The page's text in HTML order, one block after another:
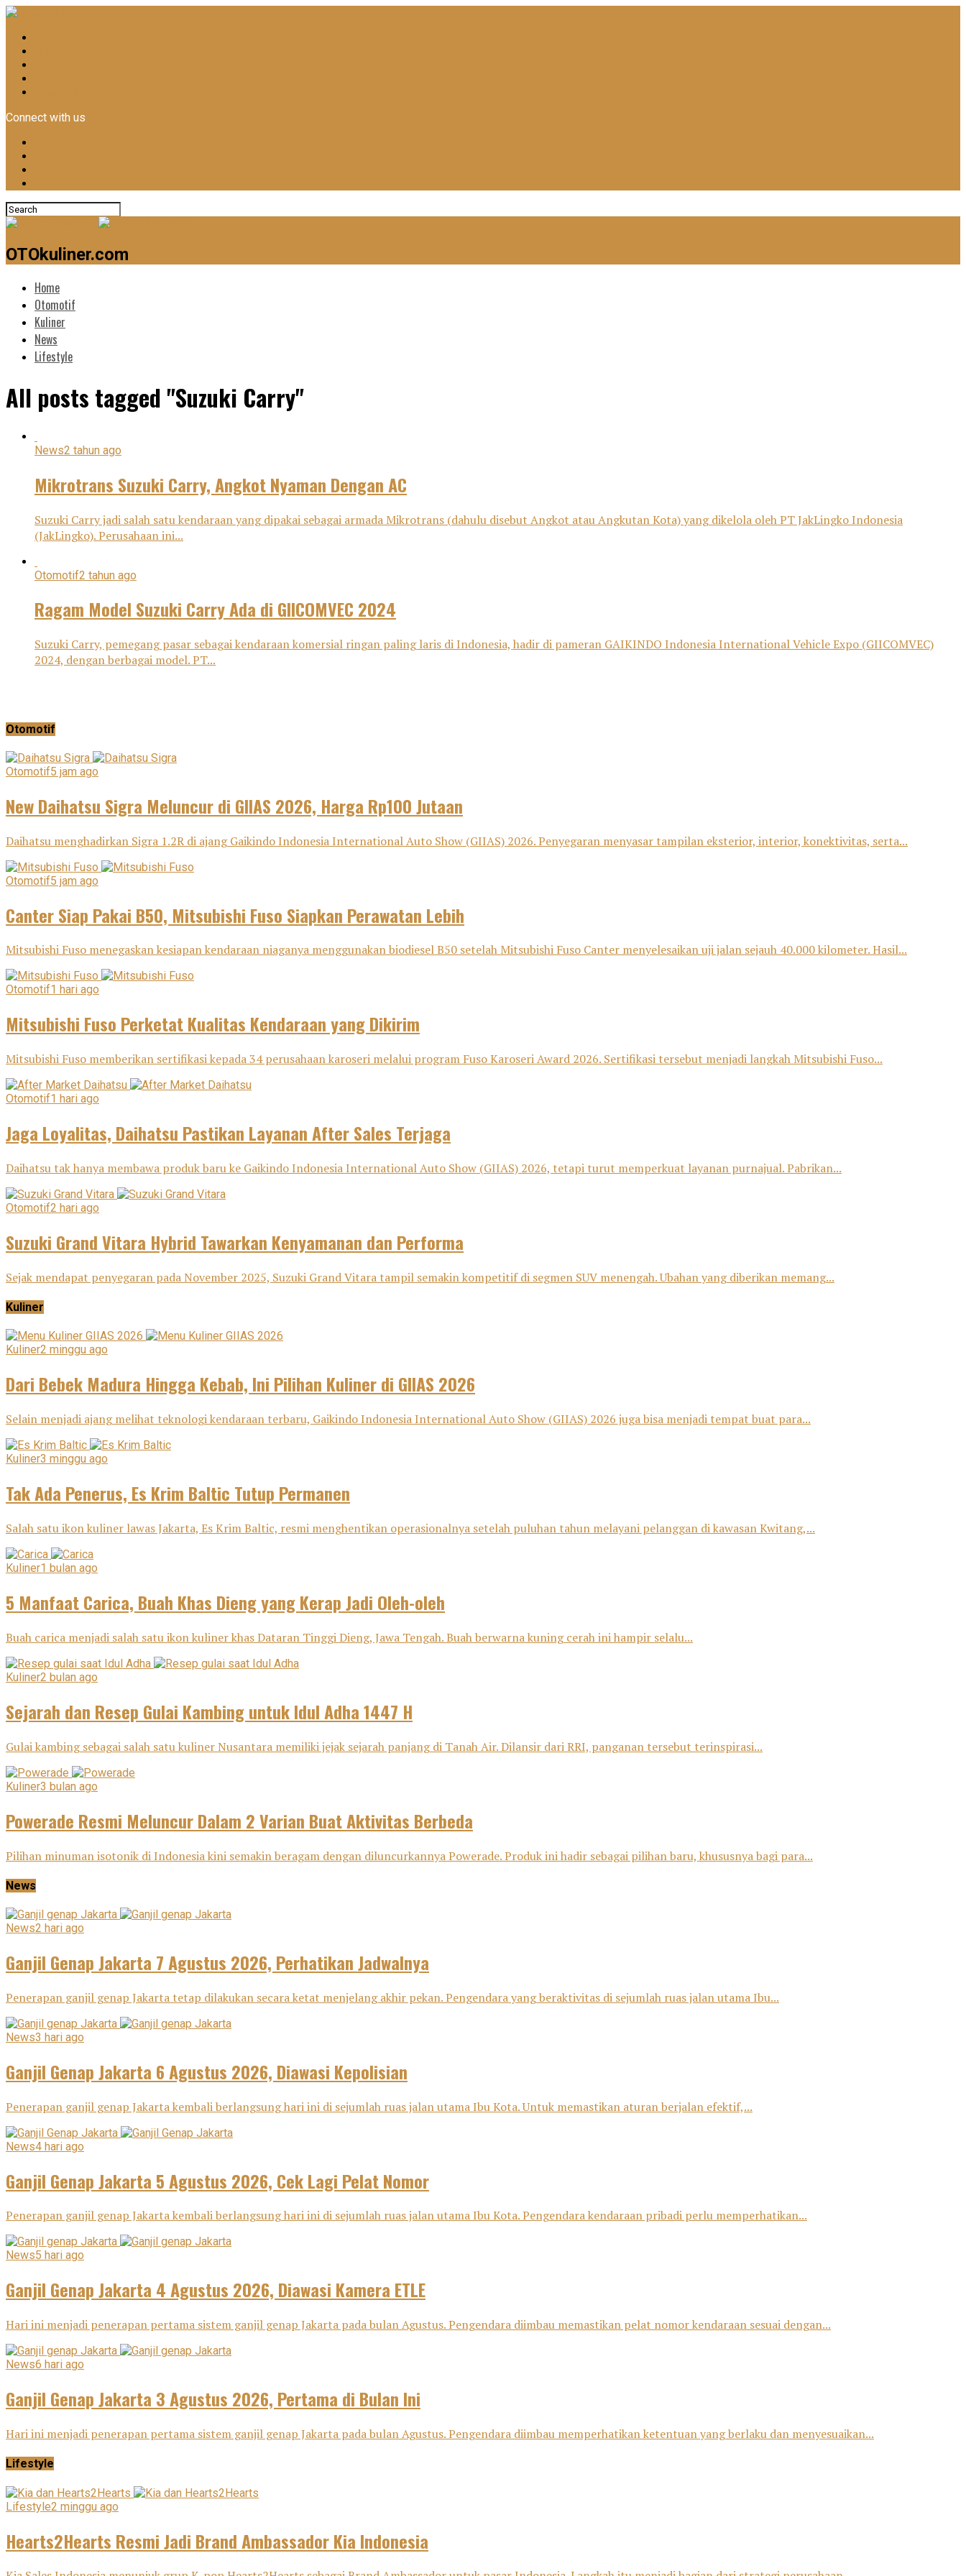
Connect with us
OTOkuliner.com
Home
Otomotif
Kuliner
News
Lifestyle
All posts tagged "Suzuki Carry"
News2 tahun ago
Mikrotrans Suzuki Carry, Angkot Nyaman Dengan AC
Suzuki Carry jadi salah satu kendaraan yang dipakai sebagai armada Mikrotrans (dahulu disebut Angkot atau Angkutan Kota) yang dikelola oleh PT JakLingko Indonesia
(JakLingko). Perusahaan ini...
Otomotif2 tahun ago
Ragam Model Suzuki Carry Ada di GIICOMVEC 2024
Suzuki Carry, pemegang pasar sebagai kendaraan komersial ringan paling laris di Indonesia, hadir di pameran GAIKINDO Indonesia International Vehicle Expo (GIICOMVEC)
2024, dengan berbagai model. PT...
Otomotif
Otomotif5 jam ago
New Daihatsu Sigra Meluncur di GIIAS 2026, Harga Rp100 Jutaan
Daihatsu menghadirkan Sigra 1.2R di ajang Gaikindo Indonesia International Auto Show (GIIAS) 2026. Penyegaran menyasar tampilan eksterior, interior, konektivitas, serta...
Otomotif5 jam ago
Canter Siap Pakai B50, Mitsubishi Fuso Siapkan Perawatan Lebih
Mitsubishi Fuso menegaskan kesiapan kendaraan niaganya menggunakan biodiesel B50 setelah Mitsubishi Fuso Canter menyelesaikan uji jalan sejauh 40.000 kilometer. Hasil...
Otomotif1 hari ago
Mitsubishi Fuso Perketat Kualitas Kendaraan yang Dikirim
Mitsubishi Fuso memberikan sertifikasi kepada 34 perusahaan karoseri melalui program Fuso Karoseri Award 2026. Sertifikasi tersebut menjadi langkah Mitsubishi Fuso...
Otomotif1 hari ago
Jaga Loyalitas, Daihatsu Pastikan Layanan After Sales Terjaga
Daihatsu tak hanya membawa produk baru ke Gaikindo Indonesia International Auto Show (GIIAS) 2026, tetapi turut memperkuat layanan purnajual. Pabrikan...
Otomotif2 hari ago
Suzuki Grand Vitara Hybrid Tawarkan Kenyamanan dan Performa
Sejak mendapat penyegaran pada November 2025, Suzuki Grand Vitara tampil semakin kompetitif di segmen SUV menengah. Ubahan yang diberikan memang...
Kuliner
Kuliner2 minggu ago
Dari Bebek Madura Hingga Kebab, Ini Pilihan Kuliner di GIIAS 2026
Selain menjadi ajang melihat teknologi kendaraan terbaru, Gaikindo Indonesia International Auto Show (GIIAS) 2026 juga bisa menjadi tempat buat para...
Kuliner3 minggu ago
Tak Ada Penerus, Es Krim Baltic Tutup Permanen
Salah satu ikon kuliner lawas Jakarta, Es Krim Baltic, resmi menghentikan operasionalnya setelah puluhan tahun melayani pelanggan di kawasan Kwitang,...
Kuliner1 bulan ago
5 Manfaat Carica, Buah Khas Dieng yang Kerap Jadi Oleh-oleh
Buah carica menjadi salah satu ikon kuliner khas Dataran Tinggi Dieng, Jawa Tengah. Buah berwarna kuning cerah ini hampir selalu...
Kuliner2 bulan ago
Sejarah dan Resep Gulai Kambing untuk Idul Adha 1447 H
Gulai kambing sebagai salah satu kuliner Nusantara memiliki jejak sejarah panjang di Tanah Air. Dilansir dari RRI, panganan tersebut terinspirasi...
Kuliner3 bulan ago
Powerade Resmi Meluncur Dalam 2 Varian Buat Aktivitas Berbeda
Pilihan minuman isotonik di Indonesia kini semakin beragam dengan diluncurkannya Powerade. Produk ini hadir sebagai pilihan baru, khususnya bagi para...
News
News2 hari ago
Ganjil Genap Jakarta 7 Agustus 2026, Perhatikan Jadwalnya
Penerapan ganjil genap Jakarta tetap dilakukan secara ketat menjelang akhir pekan. Pengendara yang beraktivitas di sejumlah ruas jalan utama Ibu...
News3 hari ago
Ganjil Genap Jakarta 6 Agustus 2026, Diawasi Kepolisian
Penerapan ganjil genap Jakarta kembali berlangsung hari ini di sejumlah ruas jalan utama Ibu Kota. Untuk memastikan aturan berjalan efektif,...
News4 hari ago
Ganjil Genap Jakarta 5 Agustus 2026, Cek Lagi Pelat Nomor
Penerapan ganjil genap Jakarta kembali berlangsung hari ini di sejumlah ruas jalan utama Ibu Kota. Pengendara kendaraan pribadi perlu memperhatikan...
News5 hari ago
Ganjil Genap Jakarta 4 Agustus 2026, Diawasi Kamera ETLE
Hari ini menjadi penerapan pertama sistem ganjil genap Jakarta pada bulan Agustus. Pengendara diimbau memastikan pelat nomor kendaraan sesuai dengan...
News6 hari ago
Ganjil Genap Jakarta 3 Agustus 2026, Pertama di Bulan Ini
Hari ini menjadi penerapan pertama sistem ganjil genap Jakarta pada bulan Agustus. Pengendara diimbau memperhatikan ketentuan yang berlaku dan menyesuaikan...
Lifestyle
Lifestyle2 minggu ago
Hearts2Hearts Resmi Jadi Brand Ambassador Kia Indonesia